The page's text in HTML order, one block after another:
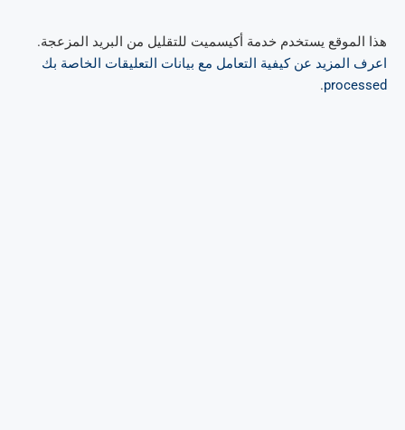
هذا الموقع يستخدم خدمة أكيسميت للتقليل من البريد المزعجة.
اعرف المزيد عن كيفية التعامل مع بيانات التعليقات الخاصة بك
processed
.